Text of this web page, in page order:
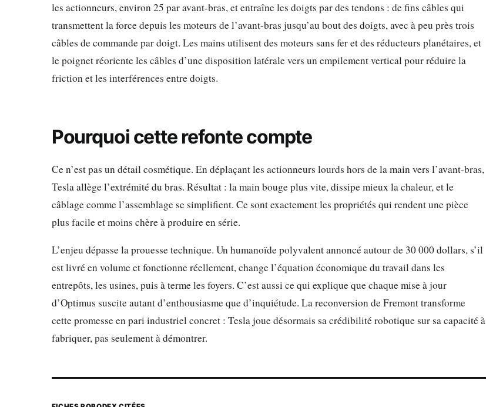
les actionneurs, environ 25 par avant-bras, et entraîne les doigts par des tendons : de fins câbles qui
transmettent la force depuis les moteurs de l’avant-bras jusqu’au bout des doigts, avec à peu près trois
câbles de commande par doigt. Les mains utilisent des moteurs sans fer et des réducteurs planétaires, et
le poignet réoriente les câbles d’une disposition latérale vers un empilement vertical pour réduire la
friction et les interférences entre doigts.
Pourquoi cette refonte compte
Ce n’est pas un détail cosmétique. En déplaçant les actionneurs lourds hors de la main vers l’avant-bras,
Tesla allège l’extrémité du bras. Résultat : la main bouge plus vite, dissipe mieux la chaleur, et le
câblage comme l’assemblage se simplifient. Ce sont exactement les propriétés qui rendent une pièce
plus facile et moins chère à produire en série.
L’enjeu dépasse la prouesse technique. Un humanoïde polyvalent annoncé autour de 30 000 dollars, s’il
est livré en volume et fonctionne réellement, change l’équation économique du travail dans les
entrepôts, les usines, puis à terme les foyers. C’est aussi ce qui explique que chaque mise à jour
d’Optimus suscite autant d’enthousiasme que d’inquiétude. La reconversion de Fremont transforme
cette promesse en pari industriel concret : Tesla joue désormais sa crédibilité robotique sur sa capacité à
fabriquer, pas seulement à démontrer.